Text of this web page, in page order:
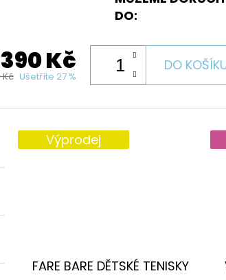
DO:
390 Kč
Ušetříte 27 %
DO
Výprodej
FARE BARE DĚTSKÉ TENISKY